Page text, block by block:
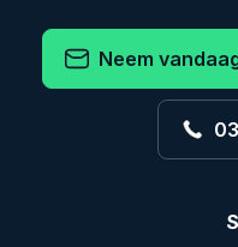
Neem